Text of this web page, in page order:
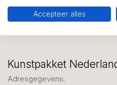
Kunstpakket
Adresgegevens:
Accepteer alles